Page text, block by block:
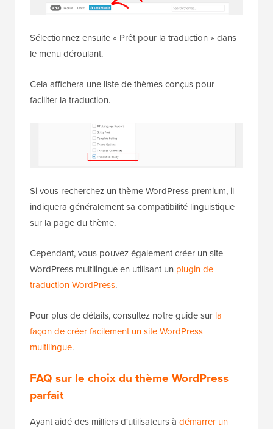
Sélectionnez ensuite « Prêt pour la traduction » dans
le menu déroulant.
Cela affichera une liste de thèmes conçus pour
faciliter la traduction.
Si vous recherchez un thème WordPress premium, il
indiquera généralement sa compatibilité linguistique
sur la page du thème.
Cependant, vous pouvez également créer un site
WordPress multilingue en utilisant un plugin de
traduction WordPress.
Pour plus de détails, consultez notre guide sur la
façon de créer facilement un site WordPress
multilingue.
FAQ sur le choix du thème WordPress
parfait
Ayant aidé des milliers d'utilisateurs à démarrer un